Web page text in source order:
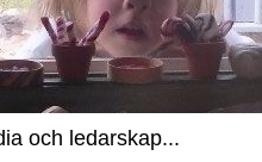
och ledarskap...